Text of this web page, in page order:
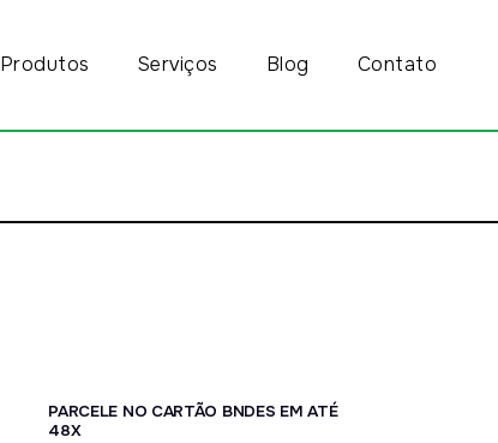
Produtos Serviços Blog Contato
PARCELE NO CARTÃO BNDES EM ATÉ
48X